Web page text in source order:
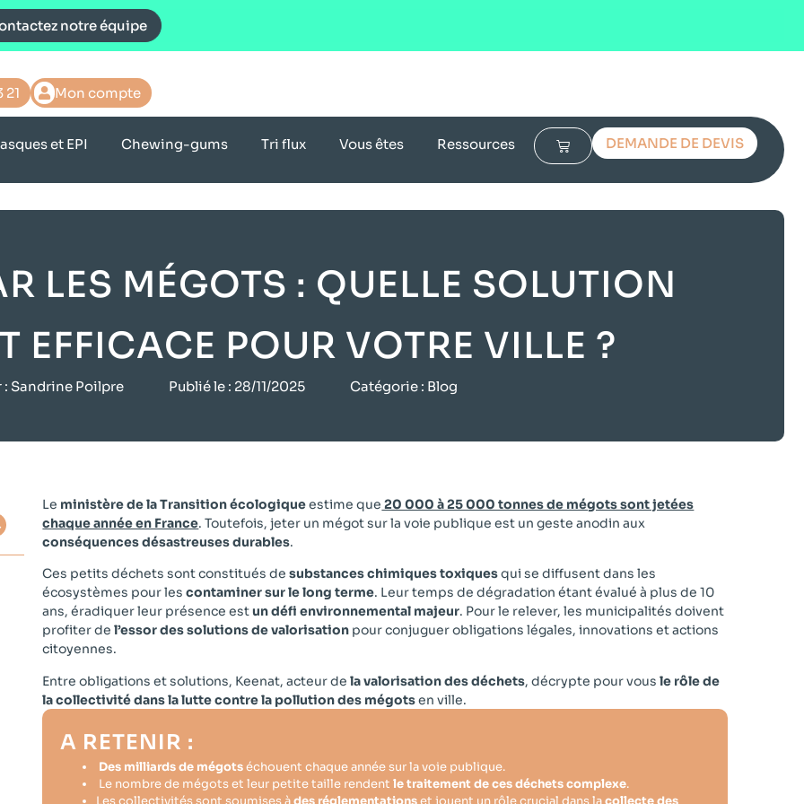
notre équipe
21 Mon compte
et EPI Chewing-gums Tri flux Vous êtes Ressources DEMANDE DE DEVIS
LES MÉGOTS : QUELLE SOLUTION
EFFICACE POUR VOTRE VILLE ?
: Sandrine Poilpre Publié le : 28/11/2025 Catégorie : Blog
Le ministère de la Transition écologiqueestime que 20 000 à 25 000 tonnes de mégots sont jetées
chaque année en France. Toutefois, jeter un mégot sur la voie publique est un geste anodin aux
conséquences désastreuses durables.
Ces petits déchets sont constitués desubstances chimiques toxiquesqui se diffusent dans les
écosystèmes pour lescontaminer sur le long terme. Leur temps de dégradation étant évalué à plus de 10
ans, éradiquer leur présence estun défi environnemental majeur. Pour le relever, les municipalités doivent
profiter del’essor des solutions de valorisation pour conjuguer obligations légales, innovations et actions
citoyennes.
Entre obligations et solutions, Keenat, acteur dela valorisation des déchets, décrypte pour vousle rôle de
la collectivité dans la lutte contre la pollution des mégotsen ville.
A RETENIR :
Des milliards de mégotséchouent chaque année sur la voie publique.
Le nombre de mégots et leur petite taille rendentle traitement de ces déchets complexe.